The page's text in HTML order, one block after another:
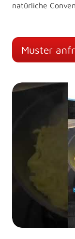
natürliche
Muster